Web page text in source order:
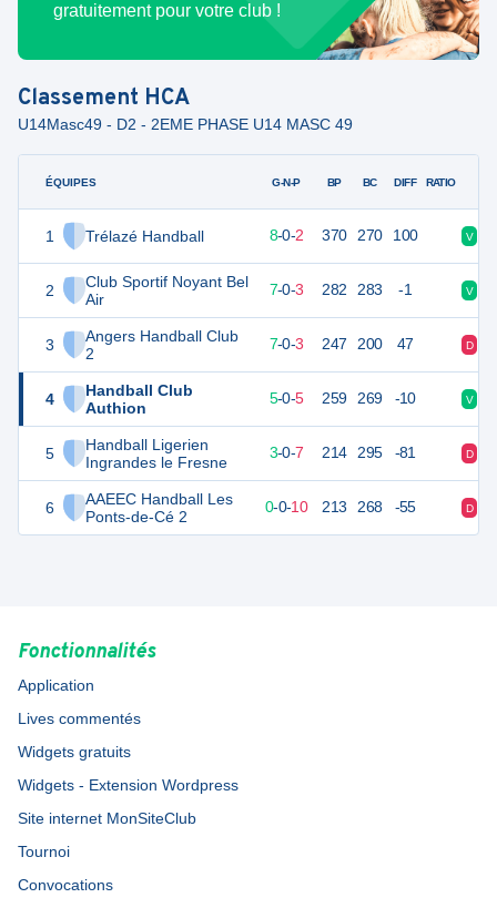
gratuitement pour votre club !
Classement HCA
U14Masc49 - D2 - 2EME PHASE U14 MASC 49
ÉQUIPES
1 Trélazé Handball
2
Club Sportif Noyant Bel
Air
3
Angers Handball Club
2
4
Handball Club
Authion
5
Handball Ligerien
Ingrandes le Fresne
6
AAEEC Handball Les
Ponts-de-Cé 2
G-N-P BP BC DIFF RATIO
26 8-0-2 370 270 100 V
24 10 7-0-3 282 283 -1 V
24 10 7-0-3 247 200 47 D
5-0-5 259 269 -10 V
16 3-0-7 214 295 -81 D
10 10 0-0-10 213 268 -55 D
Fonctionnalités
Application
Lives commentés
Widgets gratuits
Widgets - Extension Wordpress
Site internet MonSiteClub
Tournoi
Convocations